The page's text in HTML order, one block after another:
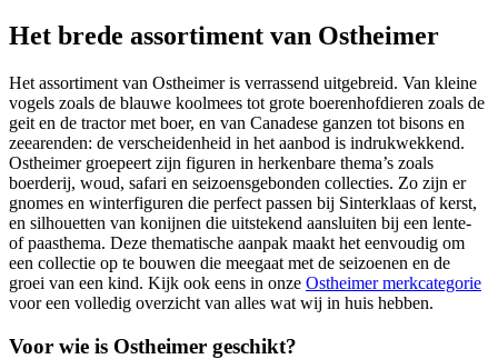
Het brede assortiment van Ostheimer
Het assortiment van Ostheimer is verrassend uitgebreid. Van kleine
vogels zoals de blauwe koolmees tot grote boerenhofdieren zoals de
geit en de tractor met boer, en van Canadese ganzen tot bisons en
zeearenden: de verscheidenheid in het aanbod is indrukwekkend.
Ostheimer groepeert zijn figuren in herkenbare thema’s zoals
boerderij, woud, safari en seizoensgebonden collecties. Zo zijn er
gnomes en winterfiguren die perfect passen bij Sinterklaas of kerst,
en silhouetten van konijnen die uitstekend aansluiten bij een lente-
of paasthema. Deze thematische aanpak maakt het eenvoudig om
een collectie op te bouwen die meegaat met de seizoenen en de
groei van een kind. Kijk ook eens in onze Ostheimer merkcategorie
voor een volledig overzicht van alles wat wij in huis hebben.
Voor wie is Ostheimer geschikt?